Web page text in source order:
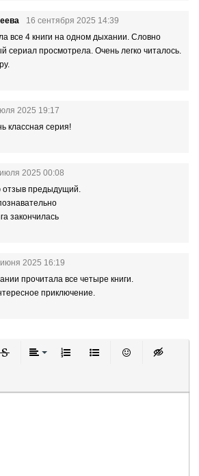
16 сентября 2025 14:39
все 4 книги на одном дыхании. Словно
сериал просмотрела. Очень легко читалось.
2025 19:17
классная серия!
2025 00:08
отзыв предыдущий.
закончилась
2025 16:19
прочитала все четыре книги.
приключение.